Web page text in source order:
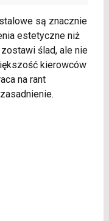
są znacznie
estetyczne niż
ślad, ale nie
kierowców
na rant